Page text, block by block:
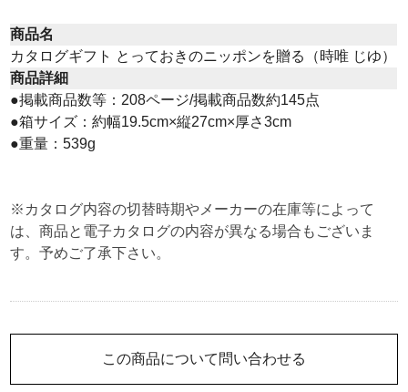
この商品について問い合わせる
商品名
カタログギフト とっておきのニッポンを贈る（時唯 じゆ）
商品詳細
●掲載商品数等：208ページ/掲載商品数約145点
●箱サイズ：約幅19.5cm×縦27cm×厚さ3cm
●重量：539g
※カタログ内容の切替時期やメーカーの在庫等によって
は、商品と電子カタログの内容が異なる場合もございま
す。予めご了承下さい。